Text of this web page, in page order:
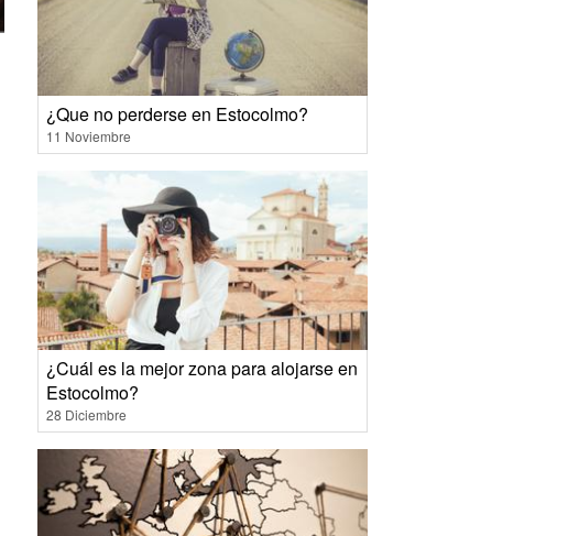
¿Que no perderse en Estocolmo?
11 Noviembre
¿Cuál es la mejor zona para alojarse en
Estocolmo?
28 Diciembre